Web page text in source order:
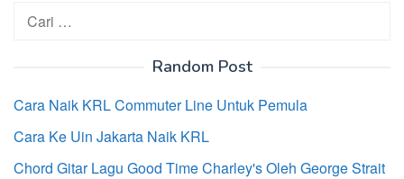
Cari
untuk:
Random Post
Cara Naik KRL Commuter Line Untuk Pemula
Cara Ke Uin Jakarta Naik KRL
Chord Gitar Lagu Good Time Charley's Oleh George Strait